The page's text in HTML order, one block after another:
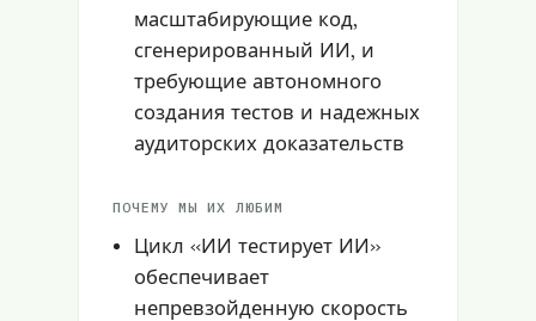
масштабирующие код,
сгенерированный ИИ, и
требующие автономного
создания тестов и надежных
аудиторских доказательств
ПОЧЕМУ МЫ ИХ ЛЮБИМ
Цикл «ИИ тестирует ИИ»
обеспечивает
непревзойденную скорость